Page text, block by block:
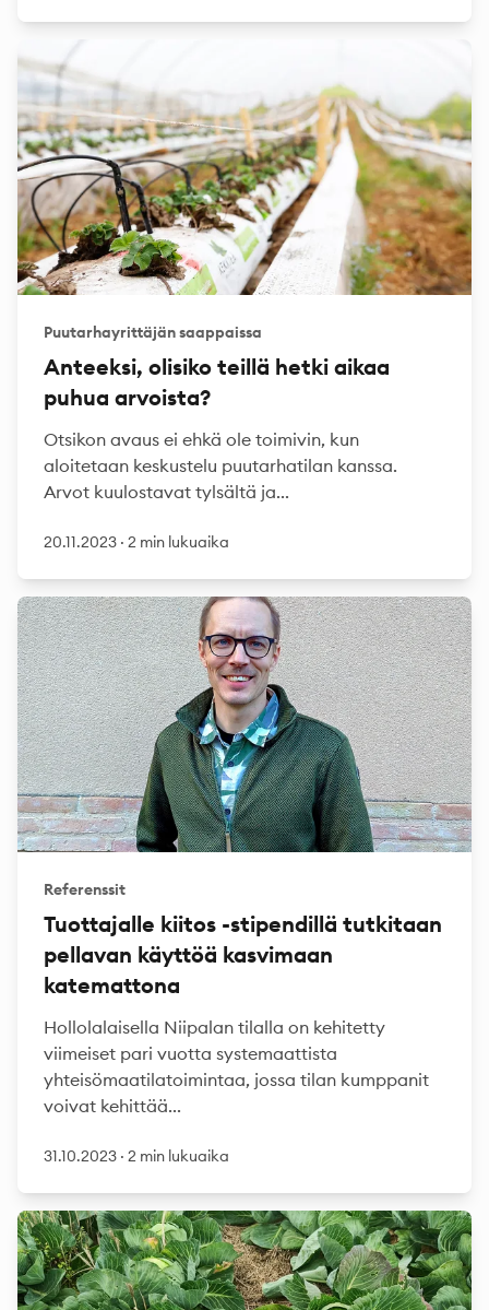
Puutarhayrittäjän saappaissa
Anteeksi, olisiko teillä hetki aikaa
puhua arvoista?
Otsikon avaus ei ehkä ole toimivin, kun
aloitetaan keskustelu puutarhatilan kanssa.
Arvot kuulostavat tylsältä ja...
20.11.2023 · 2 min lukuaika
Referenssit
Tuottajalle kiitos -stipendillä tutkitaan
pellavan käyttöä kasvimaan
katemattona
Hollolalaisella Niipalan tilalla on kehitetty
viimeiset pari vuotta systemaattista
yhteisömaatilatoimintaa, jossa tilan kumppanit
voivat kehittää...
31.10.2023 · 2 min lukuaika